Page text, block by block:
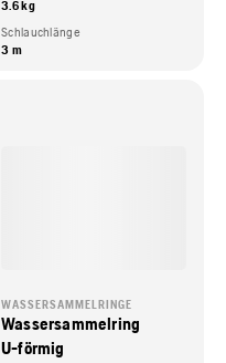
3.6 kg
Schlauchlänge
3 m
WASSERSAMMELRINGE
Wassersammelring
U-förmig